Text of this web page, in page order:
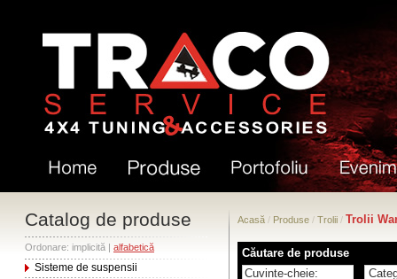
Catalog de produse
Ordonare: implicită | alfabetică
Sisteme de suspensii
Acasă / Produse / Trolii / Trolii
Căutare de produse